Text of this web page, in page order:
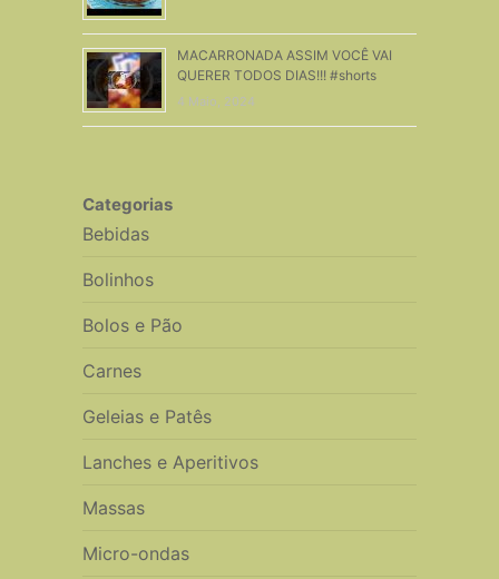
MACARRONADA ASSIM VOCÊ VAI
QUERER TODOS DIAS!!! #shorts
4 Maio, 2024
Categorias
Bebidas
Bolinhos
Bolos e Pão
Carnes
Geleias e Patês
Lanches e Aperitivos
Massas
Micro-ondas